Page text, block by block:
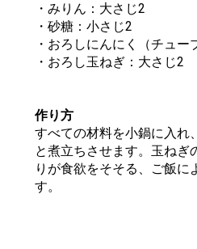
・みりん：大さじ2
・砂糖：小さじ2
・おろしにんにく（チュー
・おろし玉ねぎ：大さじ2
作り方
すべての材料を小鍋に入れ
と煮立ちさせます。玉ねぎ
りが食欲をそそる、ご飯に
す。